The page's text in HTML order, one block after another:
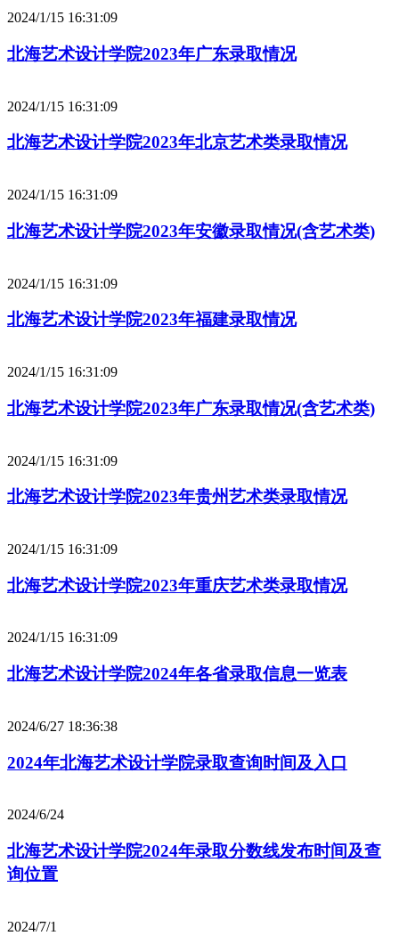
2024/1/15 16:31:09
北海艺术设计学院2023年广东录取情况
2024/1/15 16:31:09
北海艺术设计学院2023年北京艺术类录取情况
2024/1/15 16:31:09
北海艺术设计学院2023年安徽录取情况(含艺术类)
2024/1/15 16:31:09
北海艺术设计学院2023年福建录取情况
2024/1/15 16:31:09
北海艺术设计学院2023年广东录取情况(含艺术类)
2024/1/15 16:31:09
北海艺术设计学院2023年贵州艺术类录取情况
2024/1/15 16:31:09
北海艺术设计学院2023年重庆艺术类录取情况
2024/1/15 16:31:09
北海艺术设计学院2024年各省录取信息一览表
2024/6/27 18:36:38
2024年北海艺术设计学院录取查询时间及入口
2024/6/24
北海艺术设计学院2024年录取分数线发布时间及查
询位置
2024/7/1